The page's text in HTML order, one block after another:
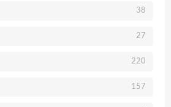
38
27
220
157